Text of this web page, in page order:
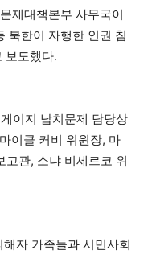
제대책본부 사무국이
북한이 자행한 인권 침
보도했다.
이지 납치문제 담당상
이클 커비 위원장, 마
고관, 소냐 비세르코 위
자 가족들과 시민사회